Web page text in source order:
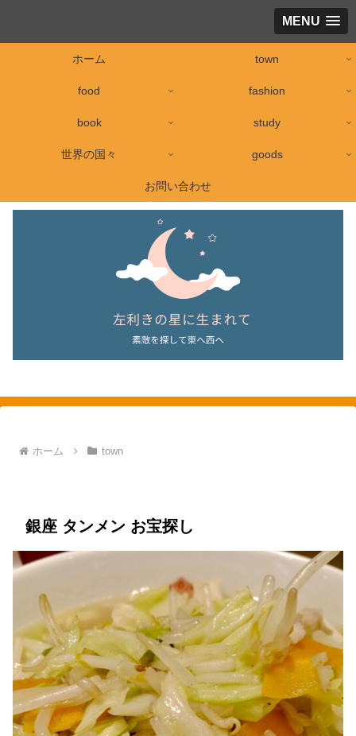
MENU
ホーム town
food fashion
book study
世界の国々 goods
お問い合わせ
ホーム town
銀座 タンメン お宝探し